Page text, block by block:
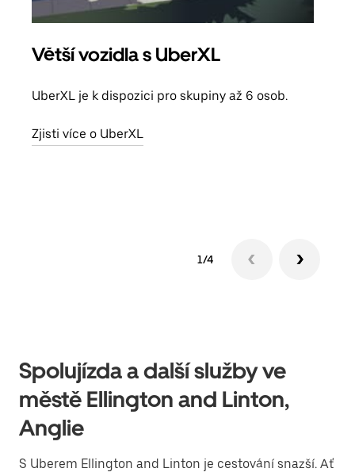
Větší vozidla s UberXL
UberXL je k dispozici pro skupiny až 6 osob.
Zjisti více o UberXL
1/4
Spolujízda a další služby ve
městě Ellington and Linton,
Anglie
S Uberem Ellington and Linton je cestování snazší. Ať